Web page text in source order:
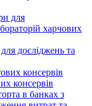
досліджень та
консервів